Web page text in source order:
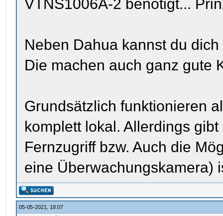
VTNS1006A-2 benötigt...
Neben Dahua kannst du
Die machen auch ganz gute
Grundsätzlich funktionieren
komplett lokal. Allerdings
Fernzugriff bzw. Auch die
eine Überwachungskamera)
05-05-2021, 18:07